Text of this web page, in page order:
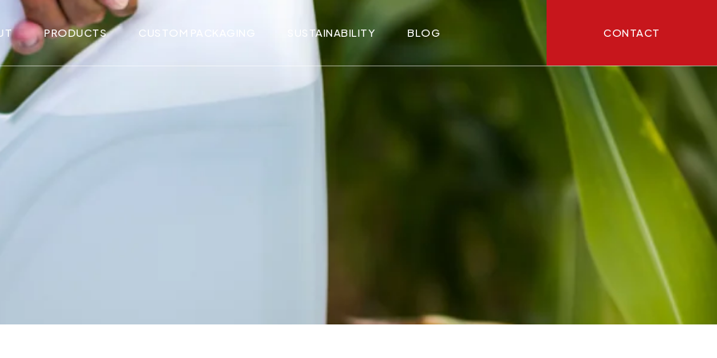
PRODUCTS CUSTOM PACKAGING SUSTAINABILITY BLOG CONTACT